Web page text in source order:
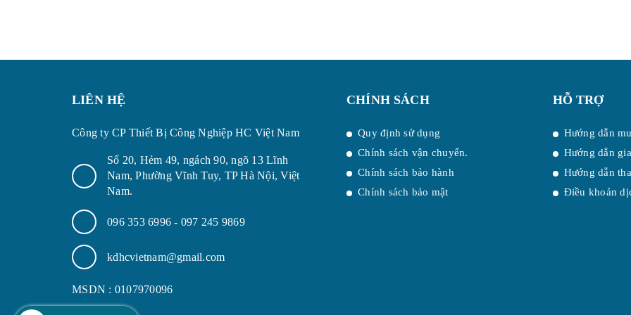
LIÊN HỆ
Công ty CP Thiết Bị Công Nghiệp HC Việt Nam
Số 20, Hẻm 49, ngách 90, ngõ 13 Lĩnh
Nam, Phường Vĩnh Tuy, TP Hà Nội, Việt
Nam.
096 353 6996- 097 245 9869
kdhcvietnam@gmail.com
MSDN : 0107970096
CHÍNH SÁCH
Quy định sử dụng
Chính sách vận chuyển.
Chính sách bảo hành
Chính sách bảo mật
HỖ TRỢ
Hướng dẫn
Hướng dẫn
Hướng dẫn
Điều khoản